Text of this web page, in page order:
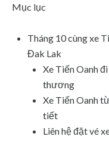
Mục lục
Tháng 10 cùng xe
Đak Lak
Xe Tiến Oanh
thương
Xe Tiến Oanh
tiết
Liên hệ đặt vé